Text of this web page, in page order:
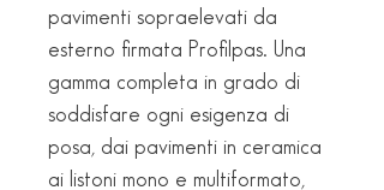
pavimenti sopraelevati da
esterno firmata Profilpas. Una
gamma completa in grado di
soddisfare ogni esigenza di
posa, dai pavimenti in ceramica
ai listoni mono e multiformato,